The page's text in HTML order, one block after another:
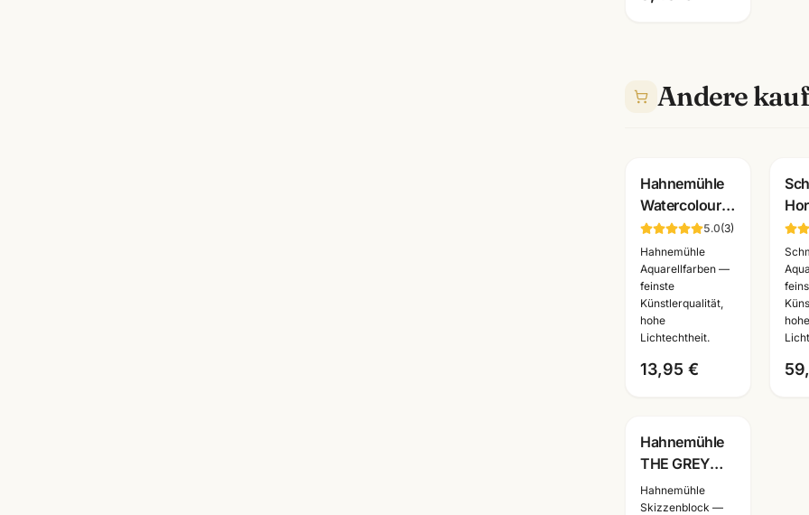
Andere
Hahnemühle
Watercolour
Book 200g ·
60 Seiten ·
A4/A5/A6 ·
Aquarellbuch
Mannheim
5.0(3)
Hahnemühle
Aquarellfarben —
feinste
Künstlerqualität,
hohe
Lichtechtheit.
13,95 €
hohe
Hahnemühle
THE GREY
BOOK
Skizzenbuch
Hahnemühle
Skizzenblock —